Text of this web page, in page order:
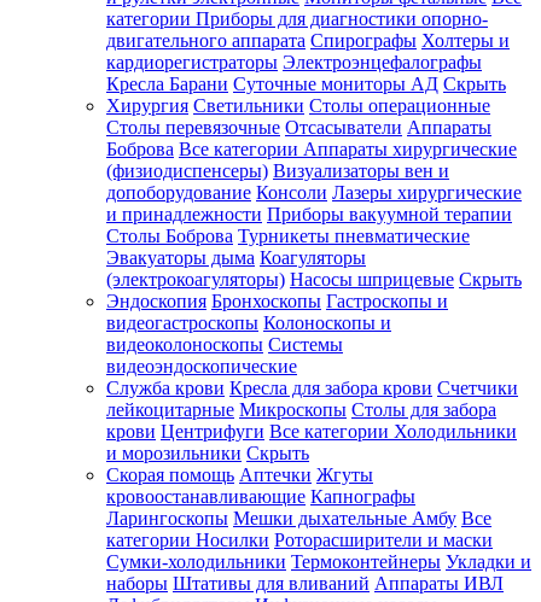
категории Приборы для диагностики опорно-
двигательного аппарата Спирографы Холтеры и
кардиорегистраторы Электроэнцефалографы
Кресла Барани Суточные мониторы АД Скрыть
Хирургия Светильники Столы операционные
Столы перевязочные Отсасыватели Аппараты
Боброва Все категории Аппараты хирургические
(физиодиспенсеры) Визуализаторы вен и
допоборудование Консоли Лазеры хирургические
и принадлежности Приборы вакуумной терапии
Столы Боброва Турникеты пневматические
Эвакуаторы дыма Коагуляторы
(электрокоагуляторы) Насосы шприцевые Скрыть
Эндоскопия Бронхоскопы Гастроскопы и
видеогастроскопы Колоноскопы и
видеоколоноскопы Системы
видеоэндоскопические
Служба крови Кресла для забора крови Счетчики
лейкоцитарные Микроскопы Столы для забора
крови Центрифуги Все категории Холодильники
и морозильники Скрыть
Скорая помощь Аптечки Жгуты
кровоостанавливающие Капнографы
Ларингоскопы Мешки дыхательные Амбу Все
категории Носилки Роторасширители и маски
Сумки-холодильники Термоконтейнеры Укладки и
наборы Штативы для вливаний Аппараты ИВЛ